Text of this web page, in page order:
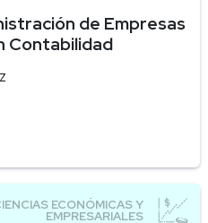
de Empresas
Contabilidad